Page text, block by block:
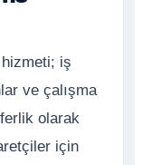
iş
ve çalışma
olarak
için